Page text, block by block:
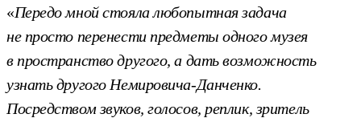
«Передо мной стояла любопытная задача
не просто перенести предметы одного музея
в пространство другого, а дать возможность
узнать другого Немировича-Данченко.
Посредством звуков, голосов, реплик, зритель